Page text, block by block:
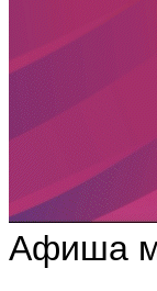
Афиша